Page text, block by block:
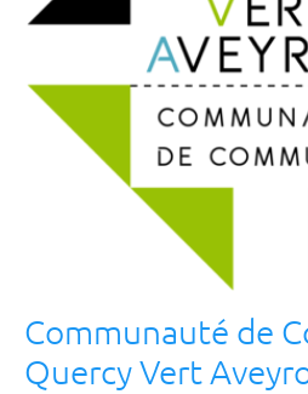
Communauté de
Quercy Vert